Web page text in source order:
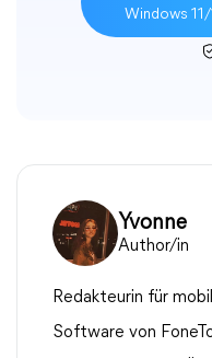
Windows
Yvonne
Author/in
Redakteurin für
Software von